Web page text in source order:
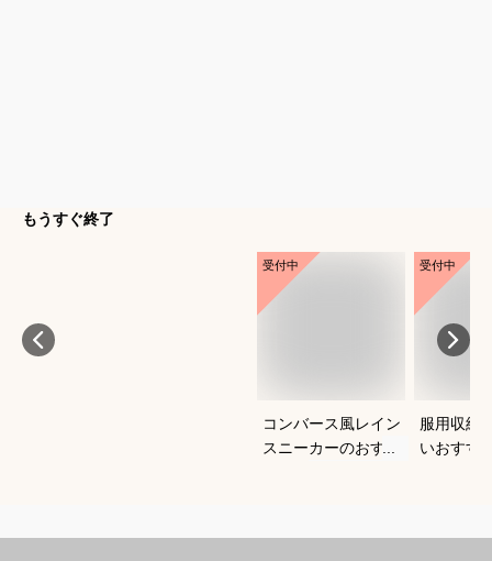
もうすぐ終了
受付中
コンバース風レイン
スニーカーのおすす
受付中
服用収納
いおすす